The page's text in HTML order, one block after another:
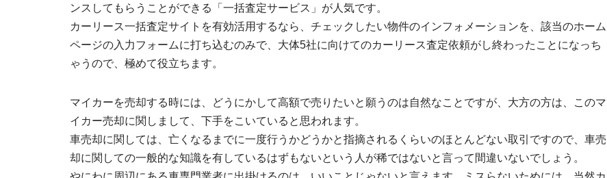
ンスしてもらうことができる「一括査定サービス」が人気です。
カーリース一括査定サイトを有効活用するなら、チェックしたい物件のインフォメーションを、該当のホーム
ページの入力フォームに打ち込むのみで、大体5社に向けてのカーリース査定依頼がし終わったことになっち
ゃうので、極めて役立ちます。
マイカーを売却する時には、どうにかして高額で売りたいと願うのは自然なことですが、大方の方は、このマ
イカー売却に関しまして、下手をこいていると思われます。
車売却に関しては、亡くなるまでに一度行うかどうかと指摘されるくらいのほとんどない取引ですので、車売
却に関しての一般的な知識を有しているはずもないという人が稀ではないと言って間違いないでしょう。